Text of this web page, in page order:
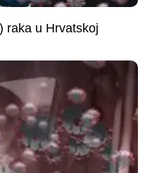
raka u Hrvatskoj